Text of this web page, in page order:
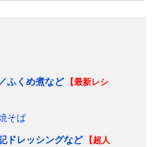
ふくめ煮など
【最新レシ
そば
ドレッシングなど
【超人